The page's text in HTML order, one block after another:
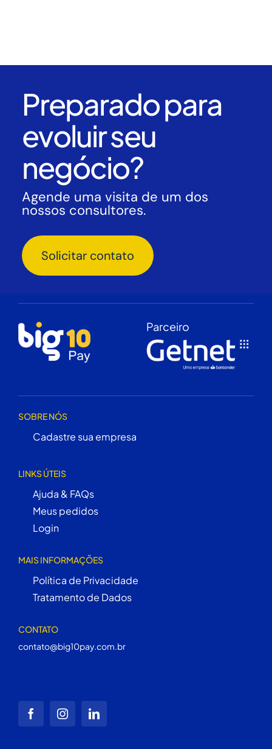
Preparado para
evoluir seu
negócio?
Agende uma visita de um dos
nossos consultores.
Solicitar contato
Parceiro
SOBRE NÓS
Cadastre sua empresa
LINKS ÚTEIS
Ajuda & FAQs
Meus pedidos
Login
MAIS INFORMAÇÕES
Política de Privacidade
Tratamento de Dados
CONTATO
contato@big10pay.com.br